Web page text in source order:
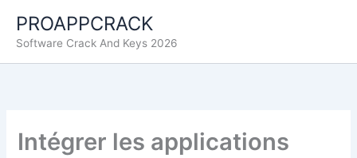
content
PROAPPCRACK
Software Crack And Keys 2026
Intégrer les applications